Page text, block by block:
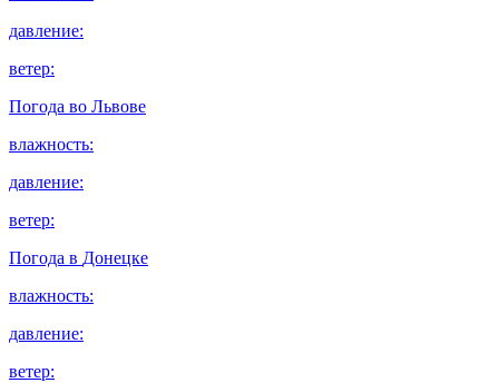
давление:
ветер:
Погода во Львове
влажность:
давление:
ветер:
Погода в Донецке
влажность:
давление:
ветер: